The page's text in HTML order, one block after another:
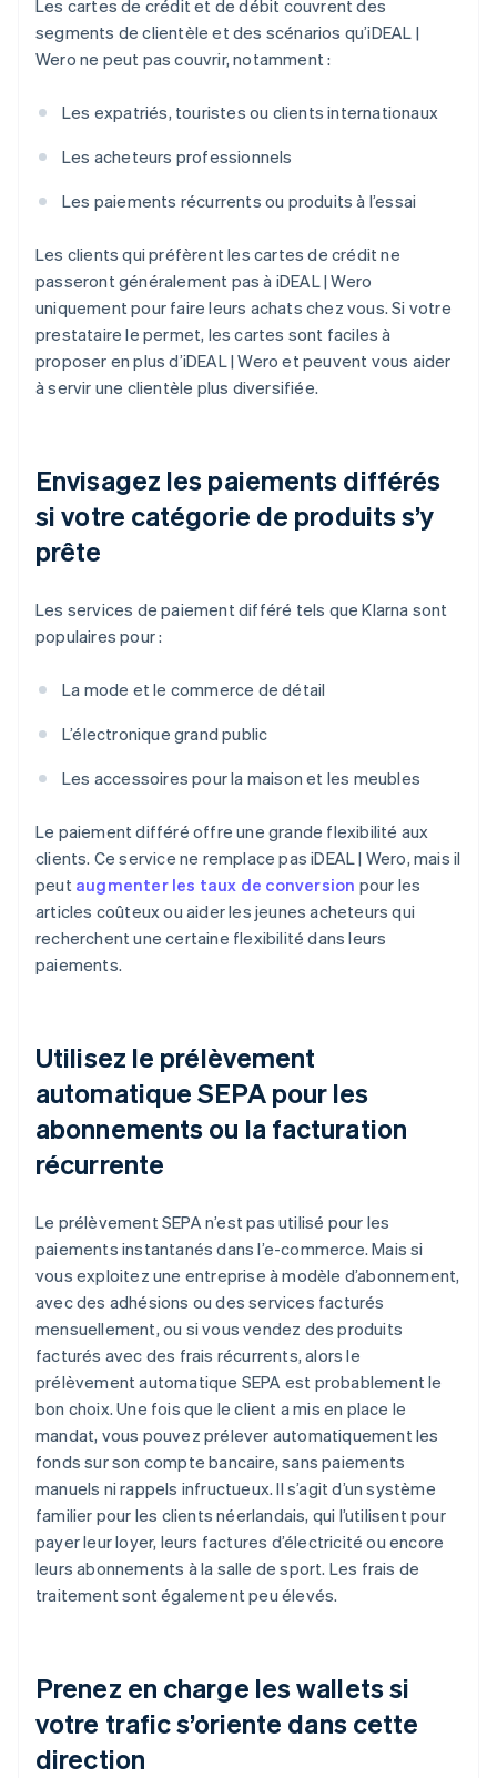
Les cartes de crédit et de débit couvrent des
segments de clientèle et des scénarios qu’iDEAL |
Wero ne peut pas couvrir, notamment :
Les expatriés, touristes ou clients internationaux
Les acheteurs professionnels
Les paiements récurrents ou produits à l’essai
Les clients qui préfèrent les cartes de crédit ne
passeront généralement pas à iDEAL | Wero
uniquement pour faire leurs achats chez vous. Si votre
prestataire le permet, les cartes sont faciles à
proposer en plus d’iDEAL | Wero et peuvent vous aider
à servir une clientèle plus diversifiée.
Envisagez les paiements différés
si votre catégorie de produits s’y
prête
Les services de paiement différé tels que Klarna sont
populaires pour :
La mode et le commerce de détail
L’électronique grand public
Les accessoires pour la maison et les meubles
Le paiement différé offre une grande flexibilité aux
clients. Ce service ne remplace pas iDEAL | Wero, mais il
peut augmenter les taux de conversion pour les
articles coûteux ou aider les jeunes acheteurs qui
recherchent une certaine flexibilité dans leurs
paiements.
Utilisez le prélèvement
automatique SEPA pour les
abonnements ou la facturation
récurrente
Le prélèvement SEPA n’est pas utilisé pour les
paiements instantanés dans l’e-commerce. Mais si
vous exploitez une entreprise à modèle d’abonnement,
avec des adhésions ou des services facturés
mensuellement, ou si vous vendez des produits
facturés avec des frais récurrents, alors le
prélèvement automatique SEPA est probablement le
bon choix. Une fois que le client a mis en place le
mandat, vous pouvez prélever automatiquement les
fonds sur son compte bancaire, sans paiements
manuels ni rappels infructueux. Il s’agit d’un système
familier pour les clients néerlandais, qui l’utilisent pour
payer leur loyer, leurs factures d’électricité ou encore
leurs abonnements à la salle de sport. Les frais de
traitement sont également peu élevés.
Prenez en charge les wallets si
votre trafic s’oriente dans cette
direction